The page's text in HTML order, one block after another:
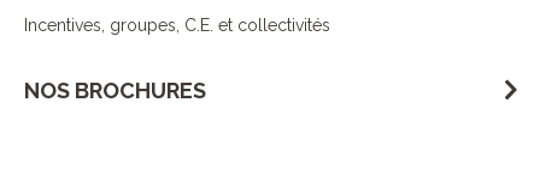
Incentives, groupes, C.E. et collectivités
NOS BROCHURES